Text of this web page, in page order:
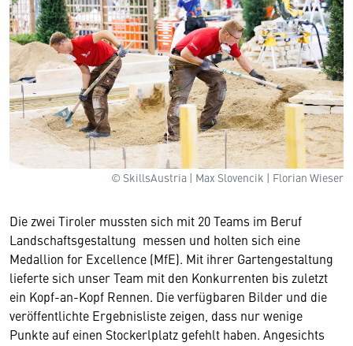
© SkillsAustria | Max Slovencik | Florian Wieser
Die zwei Tiroler mussten sich mit 20 Teams im Beruf
Landschaftsgestaltung messen und holten sich eine
Medallion for Excellence (MfE). Mit ihrer Gartengestaltung
lieferte sich unser Team mit den Konkurrenten bis zuletzt
ein Kopf-an-Kopf Rennen. Die verfügbaren Bilder und die
veröffentlichte Ergebnisliste zeigen, dass nur wenige
Punkte auf einen Stockerlplatz gefehlt haben. Angesichts